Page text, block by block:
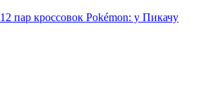
пар кроссовок Pokémon: у Пикачу